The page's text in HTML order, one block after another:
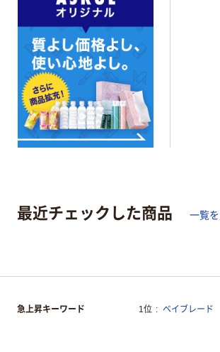
最近チェックした商品 一覧
急上昇キーワード 1位 ベイブレード